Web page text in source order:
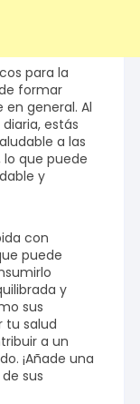
para la
formar
general. Al
estás
a las
que puede
y
con
puede
y
sus
tu salud
a un
¡Añade una
sus